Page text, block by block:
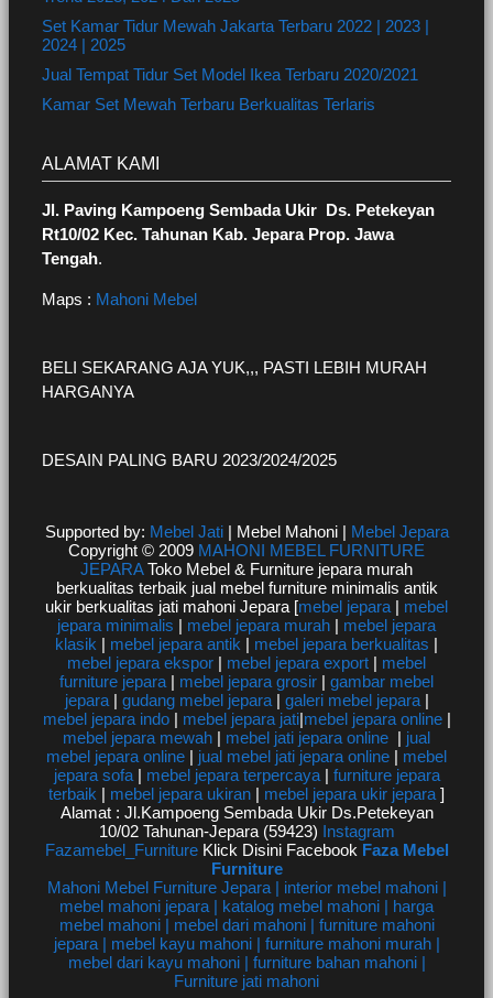
Set Kamar Tidur Mewah Jakarta Terbaru 2022 | 2023 |
2024 | 2025
Jual Tempat Tidur Set Model Ikea Terbaru 2020/2021
Kamar Set Mewah Terbaru Berkualitas Terlaris
ALAMAT KAMI
Jl. Paving Kampoeng Sembada Ukir Ds. Petekeyan
Rt10/02 Kec. Tahunan Kab. Jepara Prop. Jawa
Tengah.
Maps : Mahoni Mebel
BELI SEKARANG AJA YUK,,, PASTI LEBIH MURAH
HARGANYA
DESAIN PALING BARU 2023/2024/2025
Supported by: Mebel Jati| Mebel Mahoni | Mebel Jepara
Copyright © 2009 MAHONI MEBEL FURNITURE
JEPARAToko Mebel & Furniture jepara murah
berkualitas terbaik jual mebel furniture minimalis antik
ukir berkualitas jati mahoni Jepara [mebel jepara | mebel
jepara minimalis | mebel jepara murah | mebel jepara
klasik | mebel jepara antik | mebel jepara berkualitas |
mebel jepara ekspor | mebel jepara export | mebel
furniture jepara | mebel jepara grosir | gambar mebel
jepara| gudang mebel jepara| galeri mebel jepara|
mebel jepara indo| mebel jepara jati|mebel jepara online|
mebel jepara mewah | mebel jati jepara online | jual
mebel jepara online | jual mebel jati jepara online | mebel
jepara sofa| mebel jepara terpercaya| furniture jepara
terbaik | mebel jepara ukiran | mebel jepara ukir jepara ]
Alamat : Jl.Kampoeng Sembada Ukir Ds.Petekeyan
10/02 Tahunan-Jepara (59423) Instagram
Fazamebel_FurnitureKlick Disini Facebook Faza Mebel
Furniture
Mahoni Mebel Furniture Jepara | interior mebel mahoni |
mebel mahoni jepara | katalog mebel mahoni | harga
mebel mahoni | mebel dari mahoni | furniture mahoni
jepara | mebel kayu mahoni | furniture mahoni murah |
mebel dari kayu mahoni | furniture bahan mahoni |
Furniture jati mahoni